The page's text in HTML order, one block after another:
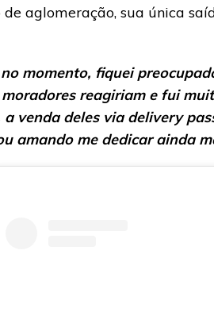
aglomeração, sua única
momento, fiquei
reagiriam e fui
venda deles via delivery
amando me dedicar ainda